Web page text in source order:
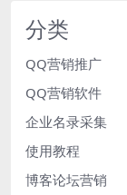
分类
QQ营销推广
QQ营销软件
企业名录采集
使用教程
博客论坛营销